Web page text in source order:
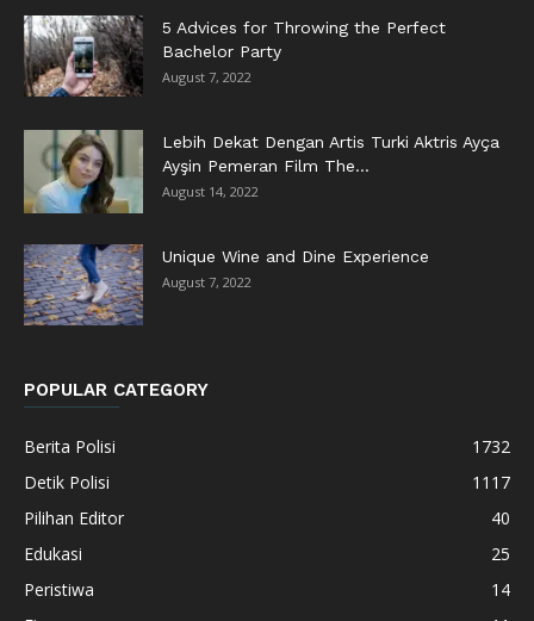
5 Advices for Throwing the Perfect
Bachelor Party
August 7, 2022
Lebih Dekat Dengan Artis Turki Aktris Ayça
Ayşin Pemeran Film The...
August 14, 2022
Unique Wine and Dine Experience
August 7, 2022
POPULAR CATEGORY
Berita Polisi
1732
Detik Polisi
1117
Pilihan Editor
40
Edukasi
25
Peristiwa
14